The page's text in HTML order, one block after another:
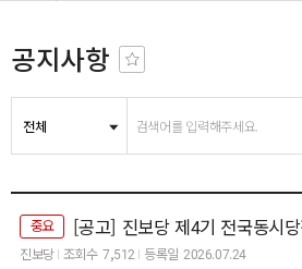
공지사항
중요 [공고] 진보당 제4기 전국동시
진보당 조회수 7,512 등록일 2026.07.24